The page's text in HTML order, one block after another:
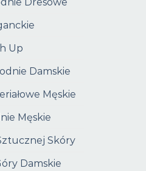
Up
Damskie
Męskie
Męskie
Skóry
Damskie